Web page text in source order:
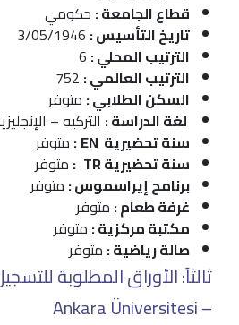
قطاع الجامعة : حكومي
تاريخ التأسيس :
الترتيب المحلي :
الترتيب العالمي :
السكن الطلابي : متوفر
لغة الدراسة : التركيه –
سنة تحضيرية EN
: متوفر
سنة تحضيرية TR
: متوفر
برنامج إيراسموس : متوفر
غرفة طعام : متوفر
مكتبة مركزية : متوفر
صالة رياضية : متوفر
ثالثاً: الأوراق المطلوبة
– Ankara Üniversitesi